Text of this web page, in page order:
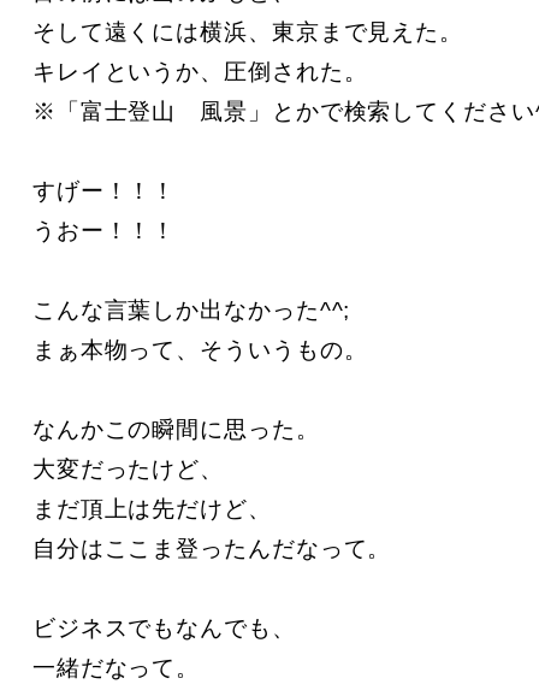
そして遠くには横浜、東京まで見えた。
キレイというか、圧倒された。
※「富士登山　風景」とかで検索してくださ
すげー！！！
うおー！！！
こんな言葉しか出なかった^^;
まぁ本物って、そういうもの。
なんかこの瞬間に思った。
大変だったけど、
まだ頂上は先だけど、
自分はここま登ったんだなって。
ビジネスでもなんでも、
一緒だなって。